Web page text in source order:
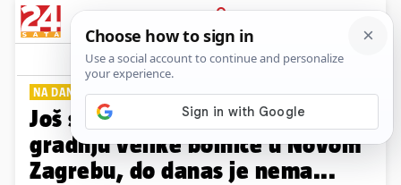
PRIJAVA
Lifestyle Komentari
NA DANAŠNJI DAN PLUS+
Još su davne 1972. najavljivali
gradnju velike bolnice u Novom
Zagrebu, do danas je nema...